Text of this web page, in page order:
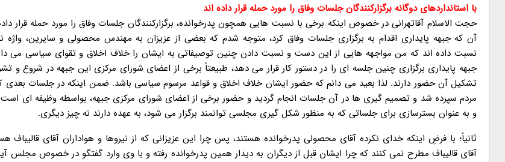
با استانداردهای دوگانه برگزارکنندگان جلسات وفاق را مورد حمله قرار داده اند
حجت الاسلام آقاتهرانی در خصوص اینکه برخی با نسبت هایی همچون پدرخوانده، برگزارکنندگان جلسات وفاق را مورد حمله قرار
آن که جبهه پایداری اقدام به برگزاری جلسات وفاق کرد، متوجه شدم که بعضی از عزیزان به مهندس محصولی و سایرین، واژه
نسبت داده اند که من مواجهه هایی از این دست و نسبت دادن چنین توصیفاتی به ایشان را خلاف اخلاق و تقوای سیاسی می
جبهه پایداری برگزاری چنین جلسه ای را در دستور کار قرار می دهد، طبیعتاً برخی از اعضای شورای مرکزی این جبهه در شروع و
تشکیل آن حضور دارند. لذا بعید می دانم که حضور ایشان خلاف اخلاق و قواعد مرسوم سیاسی باشد. ضمن اینکه در جلسات بعدی
مردم سپرده شد و تصمیم گیری ها در آن جلسات انجام گردید و حضور برخی از اعضای شورای مرکزی جبهه، بواسطه وظیفه ای است
و به عنوان بسترسازی برای جلساتی که به منظور شکل گیری مجلسی توانمند برگزار می شود، به عهده دارند نه چیز دیگری.
ثانیاً؛ با فرضِ اینکه خدای نکرده آقای محصولی پدرخوانده هستند، پس چرا این عزیزانی که از نیروها و هواداران آقای قالیباف
آقای قالیباف مطرح نمی کنند که چرا ایشان قبل از دیگران به دیدار همین پدرخوانده رفته و با وی وارد گفتگو در خصوص مجلس